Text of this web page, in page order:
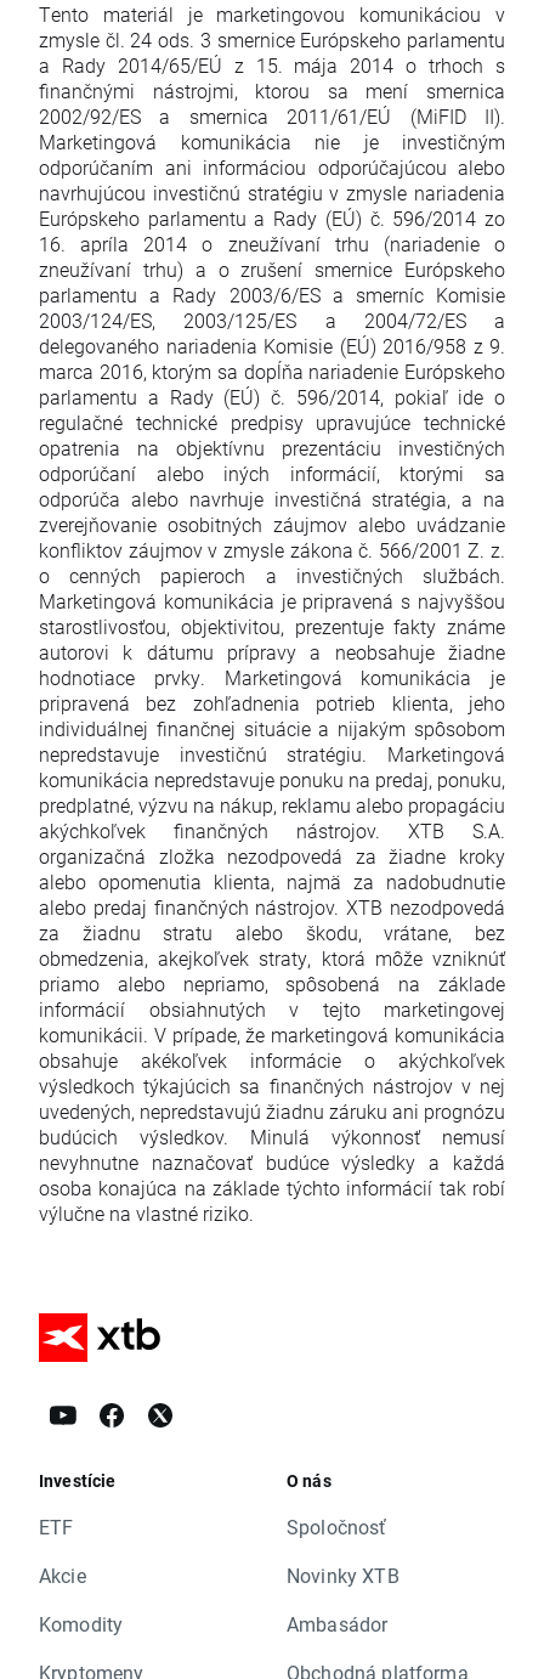
Tento materiál je marketingovou komunikáciou v
zmysle čl. 24 ods. 3 smernice Európskeho parlamentu
a Rady 2014/65/EÚ z 15. mája 2014 o trhoch s
finančnými nástrojmi, ktorou sa mení smernica
2002/92/ES a smernica 2011/61/EÚ (MiFID II).
Marketingová komunikácia nie je investičným
odporúčaním ani informáciou odporúčajúcou alebo
navrhujúcou investičnú stratégiu v zmysle nariadenia
Európskeho parlamentu a Rady (EÚ) č. 596/2014 zo
16. apríla 2014 o zneužívaní trhu (nariadenie o
zneužívaní trhu) a o zrušení smernice Európskeho
parlamentu a Rady 2003/6/ES a smerníc Komisie
2003/124/ES, 2003/125/ES a 2004/72/ES a
delegovaného nariadenia Komisie (EÚ) 2016/958 z 9.
marca 2016, ktorým sa dopĺňa nariadenie Európskeho
parlamentu a Rady (EÚ) č. 596/2014, pokiaľ ide o
regulačné technické predpisy upravujúce technické
opatrenia na objektívnu prezentáciu investičných
odporúčaní alebo iných informácií, ktorými sa
odporúča alebo navrhuje investičná stratégia, a na
zverejňovanie osobitných záujmov alebo uvádzanie
konfliktov záujmov v zmysle zákona č. 566/2001 Z. z.
o cenných papieroch a investičných službách.
Marketingová komunikácia je pripravená s najvyššou
starostlivosťou, objektivitou, prezentuje fakty známe
autorovi k dátumu prípravy a neobsahuje žiadne
hodnotiace prvky. Marketingová komunikácia je
pripravená bez zohľadnenia potrieb klienta, jeho
individuálnej finančnej situácie a nijakým spôsobom
nepredstavuje investičnú stratégiu. Marketingová
komunikácia nepredstavuje ponuku na predaj, ponuku,
predplatné, výzvu na nákup, reklamu alebo propagáciu
akýchkoľvek finančných nástrojov. XTB S.A.
organizačná zložka nezodpovedá za žiadne kroky
alebo opomenutia klienta, najmä za nadobudnutie
alebo predaj finančných nástrojov. XTB nezodpovedá
za žiadnu stratu alebo škodu, vrátane, bez
obmedzenia, akejkoľvek straty, ktorá môže vzniknúť
priamo alebo nepriamo, spôsobená na základe
informácií obsiahnutých v tejto marketingovej
komunikácii. V prípade, že marketingová komunikácia
obsahuje akékoľvek informácie o akýchkoľvek
výsledkoch týkajúcich sa finančných nástrojov v nej
uvedených, nepredstavujú žiadnu záruku ani prognózu
budúcich výsledkov. Minulá výkonnosť nemusí
nevyhnutne naznačovať budúce výsledky a každá
osoba konajúca na základe týchto informácií tak robí
výlučne na vlastné riziko.
Investície
ETF
Akcie
Komodity
Kryptomeny
O nás
Spoločnosť
Novinky XTB
Ambasádor
Obchodná platforma